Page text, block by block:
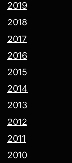
2019
2018
2017
2016
2015
2014
2013
2012
2011
2010